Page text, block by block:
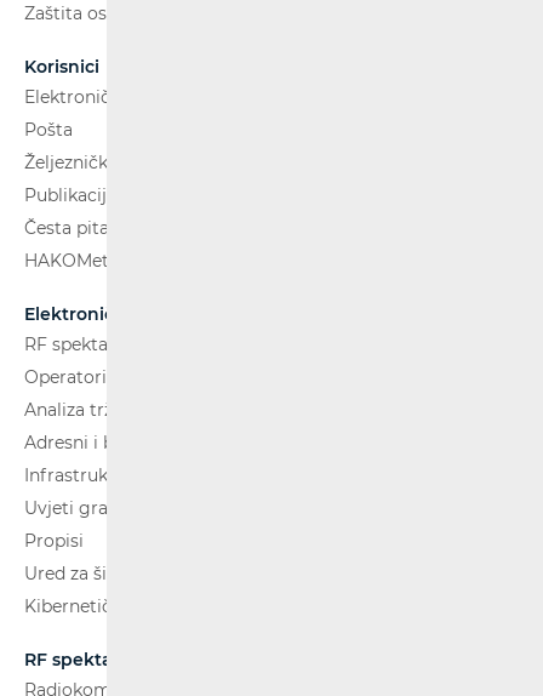
Zaštita osobnih podataka
Korisnici
Elektroničke komunikacije
Pošta
Željeznički putnički prijevoz
Publikacije
Česta pitanja
HAKOMetar
Elektroničke komunikacije
RF spektar
Operatori i usluge
Analiza tržišta
Adresni i brojevni prostor
Infrastruktura
Uvjeti gradnje
Propisi
Ured za širokopojasnost (BCO)
Kibernetička sigurnost
RF spektar
Radiokomunikacije i radiodifuzija